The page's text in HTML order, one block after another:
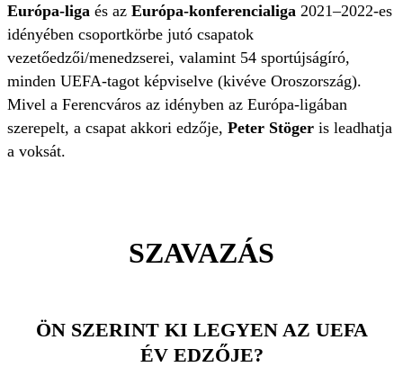
Európa-liga és az Európa-konferencialiga 2021–2022-es
idényében csoportkörbe jutó csapatok
vezetőedzői/menedzserei, valamint 54 sportújságíró,
minden UEFA-tagot képviselve (kivéve Oroszország).
Mivel a Ferencváros az idényben az Európa-ligában
szerepelt, a csapat akkori edzője, Peter Stöger is leadhatja
a voksát.
SZAVAZÁS
ÖN SZERINT KI LEGYEN AZ UEFA
ÉV EDZŐJE?